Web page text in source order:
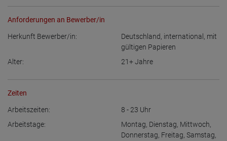
Anforderungen an Bewerber/in
Herkunft Bewerber/in: Deutschland, international, mit
gültigen Papieren
Alter:
21+Jahre
Zeiten
Arbeitszeiten: 8 - 23 Uhr
Arbeitstage:
Montag, Dienstag, Mittwoch,
Donnerstag, Freitag, Samstag,